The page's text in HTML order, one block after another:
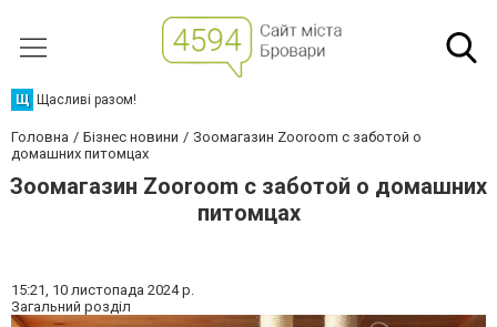
Щ Щасливі разом!
Головна Бізнес новини
Зоомагазин Zooroom с заботой о
домашних питомцах
Зоомагазин Zooroom с заботой о домашних
питомцах
15:21, 10 листопада 2024 р.
Загальний розділ